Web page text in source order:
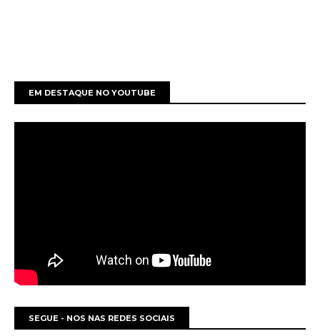
EM DESTAQUE NO YOUTUBE
SEGUE - NOS NAS REDES SOCIAIS